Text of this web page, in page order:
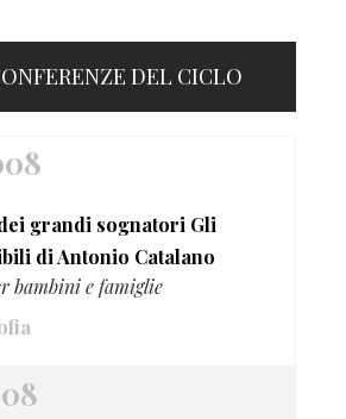
DEL CICLO
grandi sognatori Gli
di Antonio Catalano
bambini e famiglie